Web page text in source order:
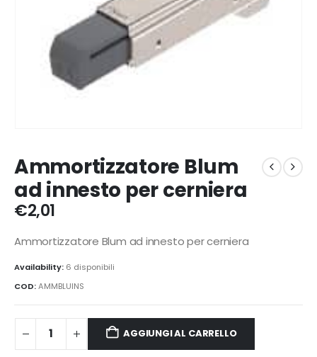
Ammortizzatore Blum
ad innesto per cerniera
€2,01
Ammortizzatore Blum ad innesto per cerniera
Availability: 6 disponibili
COD:AMMBLUINS
AGGIUNGI AL CARRELLO